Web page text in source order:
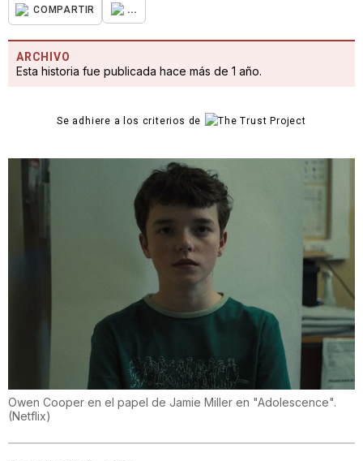
COMPARTIR ...
ARCHIVO
Esta historia fue publicada hace más de 1 año.
Se adhiere a los criterios de
Owen Cooper en el papel de Jamie Miller en "Adolescence".
(Netflix)